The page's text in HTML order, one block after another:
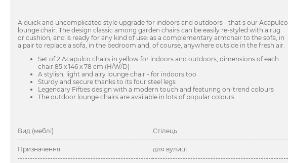
A quick and uncomplicated style upgrade for indoors and outdoors - that s our Acapulco
lounge chair. The design classic among garden chairs can be easily re-styled with a rug
or cushion, and is ready for any kind of use: as a complementary armchair to the sofa, in
a pair to replace a sofa, in the bedroom and, of course, anywhere outside in the fresh air.
Set of 2 Acapulco chairs in yellow for indoors and outdoors, dimensions of each
chair 85 x 146 x 78 cm (H/W/D)
A stylish, light and airy lounge chair - for indoors too
Sturdy and secure thanks to its four steel legs
Legendary Fifties design with a modern touch and featuring on-trend colours
The outdoor lounge chairs are available in lots of popular colours
Вид (меблі) Стілець
Призначення для вулиці